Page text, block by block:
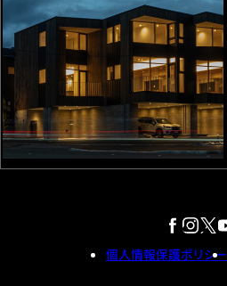
個人情報保護ポリシー